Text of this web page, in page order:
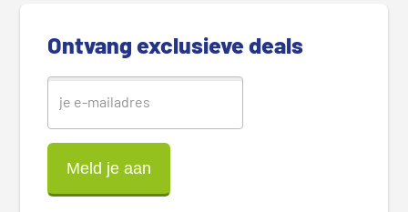
Ontvang exclusieve deals